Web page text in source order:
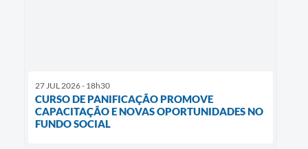
27 JUL 2026 - 18h30
CURSO DE PANIFICAÇÃO PROMOVE
CAPACITAÇÃO E NOVAS OPORTUNIDADES NO
FUNDO SOCIAL